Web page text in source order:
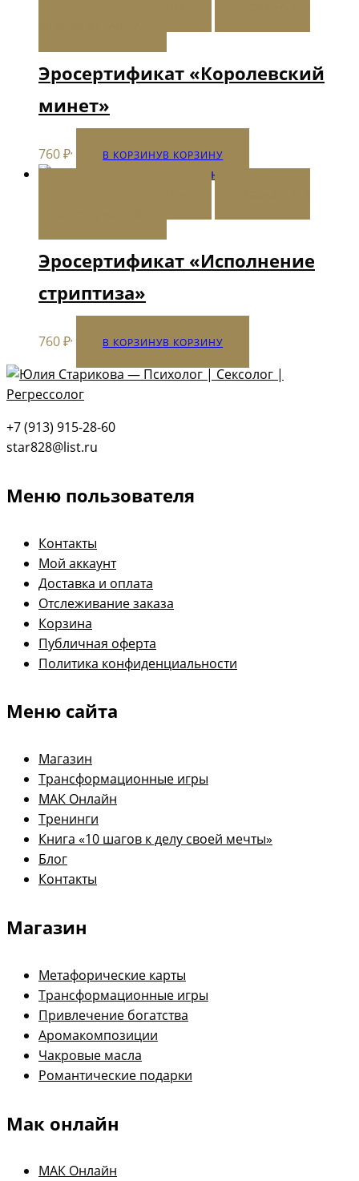
Эросертификат «Королевский
минет»
760₽, В КОРЗИНУВ КОРЗИНУ
Эросертификат «Исполнение
стриптиза»
760₽, В КОРЗИНУВ КОРЗИНУ
+7 (913) 915-28-60
star828@list.ru
Меню пользователя
Контакты
Мой аккаунт
Доставка и оплата
Отслеживание заказа
Корзина
Публичная оферта
Политика конфиденциальности
Меню сайта
Магазин
Трансформационные игры
МАК Онлайн
Тренинги
Книга «10 шагов к делу своей мечты»
Блог
Контакты
Магазин
Метафорические карты
Трансформационные игры
Привлечение богатства
Аромакомпозиции
Чакровые масла
Романтические подарки
Мак онлайн
МАК Онлайн